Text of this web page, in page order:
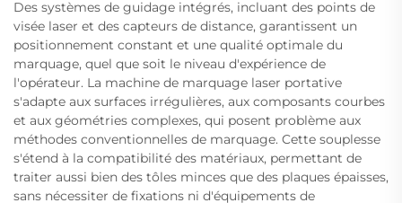
Des systèmes de guidage intégrés, incluant des points de
visée laser et des capteurs de distance, garantissent un
positionnement constant et une qualité optimale du
marquage, quel que soit le niveau d'expérience de
l'opérateur. La machine de marquage laser portative
s'adapte aux surfaces irrégulières, aux composants courbes
et aux géométries complexes, qui posent problème aux
méthodes conventionnelles de marquage. Cette souplesse
s'étend à la compatibilité des matériaux, permettant de
traiter aussi bien des tôles minces que des plaques épaisses,
sans nécessiter de fixations ni d'équipements de